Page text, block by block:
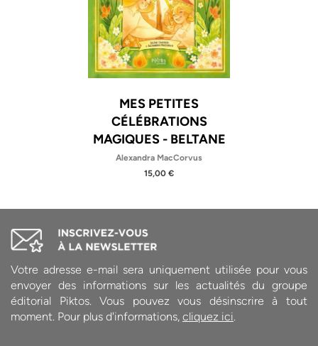
MES PETITES
CÉLÉBRATIONS
MAGIQUES - BELTANE
Alexandra MacCorvus
15,00 €
Votre adresse e-mail sera uniquement utilisée pour vous
envoyer des informations sur les actualités du groupe
éditorial Piktos. Vous pouvez vous désinscrire à tout
moment. Pour plus d'informations, cliquez ici